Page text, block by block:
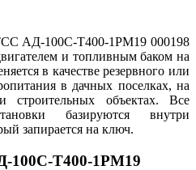
АД-100С-Т400-1РМ19 000198
и топливным баком на
в качестве резервного или
в дачных поселках, на
строительных объектах. Все
базируются внутри
запирается на ключ.
100С-Т400-1РМ19